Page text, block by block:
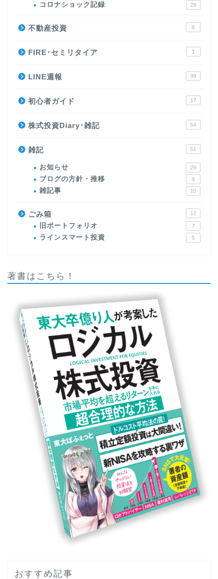
コロナショック記録 29
不動産投資 8
FIRE･セミリタイア 1
LINE週報 99
初心者ガイド 17
株式投資Diary･雑記 54
雑記 51
お知らせ 29
ブログの方針・推移 9
雑記事 10
ごみ箱 12
旧ポートフォリオ 7
ラインスマート投資 5
著書はこちら！
おすすめ記事